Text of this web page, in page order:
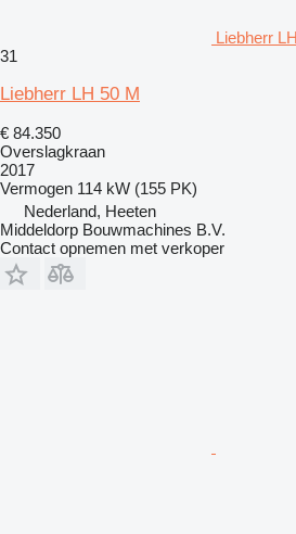
Liebherr
31
Liebherr LH 50 M
€ 84.350
Overslagkraan
2017
Vermogen 114 kW (155 PK)
Nederland, Heeten
Middeldorp Bouwmachines B.V.
Contact opnemen met verkoper